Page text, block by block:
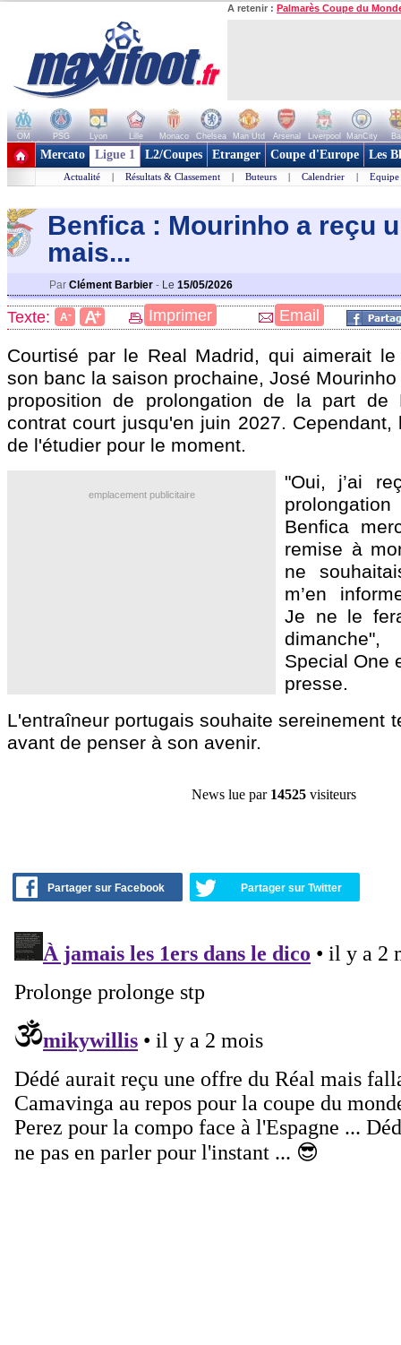
A retenir : Palmarès Coupe du
OM PSG Lyon Lille Monaco Chelsea Man Utd Arsenal Liverpool ManCity
+ de clubs
Mercato Ligue 1 L2/Coupes Etranger Coupe d'Europe Les
Actualité | Résultats & Classement | Buteurs | Calendrier | Equipe
Benfica : Mourinho a reçu
mais...
Par Clément Barbier - Le 15/05/2026
Texte: A- A+ Imprimer Email
Courtisé par le Real Madrid, qui aimerait
son banc la saison prochaine, José
proposition de prolongation de la part de
contrat court jusqu'en juin 2027. Cependant,
de l'étudier pour le moment.
emplacement publicitaire
"Oui, j’ai
Benfica
remise à
ne
m’en
Je ne le
Special One
presse.
L'entraîneur portugais souhaite sereinement
avant de penser à son avenir.
News lue par 14525 visiteurs
Partager sur Facebook Partager sur Twitter